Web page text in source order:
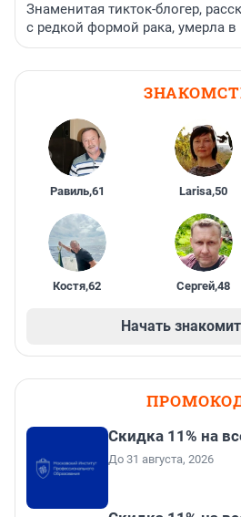
Знаменитая тикток-блогер,
с редкой формой рака, умерла в
Равиль,61 Larisa,50
Костя,62 Сергей,48
Начать
Скидка 11% на
До 31 августа, 2026